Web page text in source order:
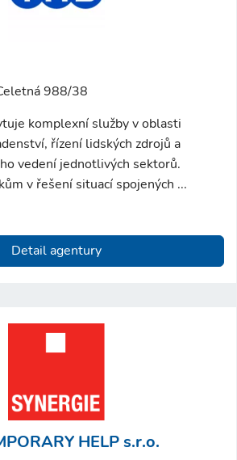
988/38
komplexní služby v oblasti
řízení lidských zdrojů a
vedení jednotlivých sektorů.
v řešení situací spojených ...
Detail agentury
HELP s.r.o.